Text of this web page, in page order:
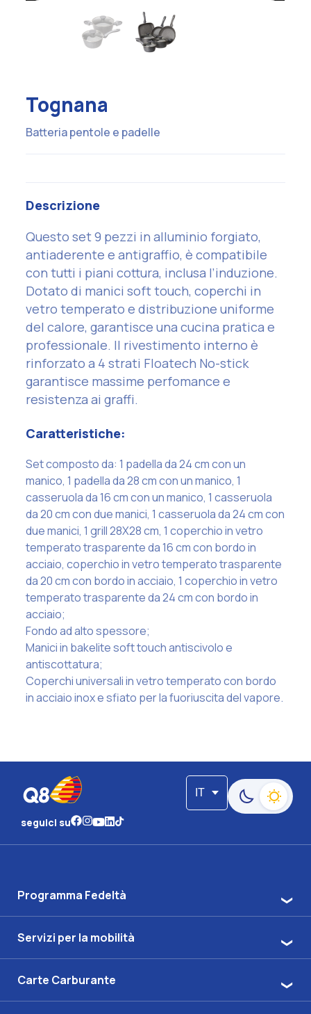
Tognana
Batteria pentole e padelle
Descrizione
Questo set 9 pezzi in alluminio forgiato,
antiaderente e antigraffio, è compatibile
con tutti i piani cottura, inclusa l’induzione.
Dotato di manici soft touch, coperchi in
vetro temperato e distribuzione uniforme
del calore, garantisce una cucina pratica e
professionale. Il rivestimento interno è
rinforzato a 4 strati Floatech No-stick
garantisce massime perfomance e
resistenza ai graffi.
Caratteristiche:
Set composto da: 1 padella da 24 cm con un
manico, 1 padella da 28 cm con un manico, 1
casseruola da 16 cm con un manico, 1 casseruola
da 20 cm con due manici, 1 casseruola da 24 cm con
due manici, 1 grill 28X28 cm, 1 coperchio in vetro
temperato trasparente da 16 cm con bordo in
acciaio, coperchio in vetro temperato trasparente
da 20 cm con bordo in acciaio, 1 coperchio in vetro
temperato trasparente da 24 cm con bordo in
acciaio;
Fondo ad alto spessore;
Manici in bakelite soft touch antiscivolo e
antiscottatura;
Coperchi universali in vetro temperato con bordo
in acciaio inox e sfiato per la fuoriuscita del vapore.
IT
Passa alla
seguici su
Programma Fedeltà
Servizi per la mobilità
Carte Carburante